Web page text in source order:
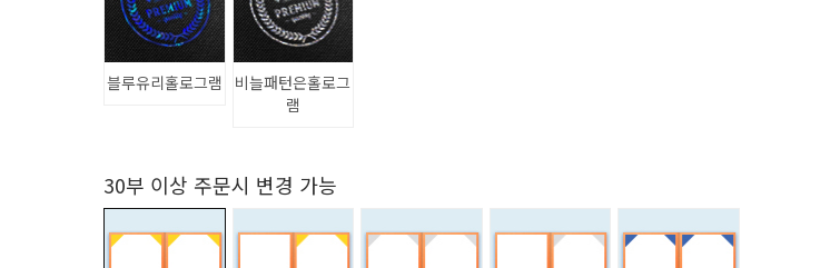
블루유리홀로그램
비늘패턴은홀로그
램
30부 이상 주문시 변경 가능